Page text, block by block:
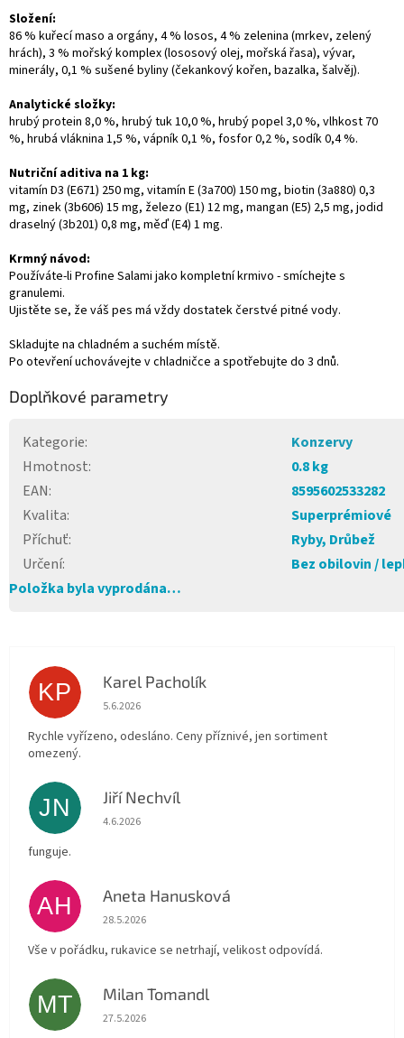
Složení:
86 % kuřecí maso a orgány, 4 % losos, 4 % zelenina (mrkev, zelený
hrách), 3 % mořský komplex (lososový olej, mořská řasa), vývar,
minerály, 0,1 % sušené byliny (čekankový kořen, bazalka, šalvěj).
Analytické složky:
hrubý protein 8,0 %, hrubý tuk 10,0 %, hrubý popel 3,0 %, vlhkost 70
%, hrubá vláknina 1,5 %, vápník 0,1 %, fosfor 0,2 %, sodík 0,4 %.
Nutriční aditiva na 1 kg:
vitamín D3 (E671) 250 mg, vitamín E (3a700) 150 mg, biotin (3a880) 0,3
mg, zinek (3b606) 15 mg, železo (E1) 12 mg, mangan (E5) 2,5 mg, jodid
draselný (3b201) 0,8 mg, měď (E4) 1 mg.
Krmný návod:
Používáte-li Profine Salami jako kompletní krmivo - smíchejte s
granulemi.
Ujistěte se, že váš pes má vždy dostatek čerstvé pitné vody.
Skladujte na chladném a suchém místě.
Po otevření uchovávejte v chladničce a spotřebujte do 3 dnů.
Doplňkové parametry
Kategorie:
Konzervy
Hmotnost:
0.8 kg
EAN:
8595602533282
Kvalita:
Superprémiové
Příchuť:
Ryby, Drůbež
Určení:
Bez obilovin /
Položka byla vyprodána…
KP Karel Pacholík
Hodnocení obchodu je 4 z 5 hvězdiček.
5.6.2026
Rychle vyřízeno, odesláno. Ceny příznivé, jen sortiment
omezený.
JN Jiří Nechvíl
Hodnocení obchodu je 5 z 5 hvězdiček.
4.6.2026
funguje.
AH Aneta Hanusková
Hodnocení obchodu je 5 z 5 hvězdiček.
28.5.2026
Vše v pořádku, rukavice se netrhají, velikost odpovídá.
MT Milan Tomandl
Hodnocení obchodu je 5 z 5 hvězdiček.
27.5.2026